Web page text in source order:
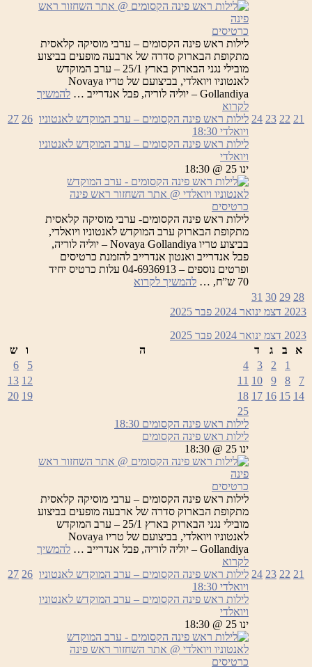
21
22
23
24
כרטיסים
לילות ראש פינה הקסומים – ערבי מוסיקה קלאסית
מתקופת הבארוק סדרה של ארבעה מופעים בביצוע
מובילי נגני הבארוק בארץ 25/1 – ערב המוקדש
לאנטוניו ויואלדי, בביצועם של טריו Novaya
Gollandiya – יוליה לוריה, פבל אנדרייב …
להמשיך
לקרוא
ראש
פינה
הקסומים
לילות ראש פינה הקסומים – ערב המוקדש לאנטוניו
ויואלדי 18:30
לילות ראש פינה הקסומים – ערב המוקדש לאנטוניו
ויואלדי
ינו 25 @ 18:30
כרטיסים
לילות ראש פינה הקסומים- ערבי מוסיקה קלאסית
מתקופת הבארוק ערב המוקדש לאנטוניו ויואלדי,
בביצוע טריו Novaya Gollandiya – יוליה לוריה,
פבל אנדרייב ואנטון אנדרייב להזמנת כרטיסים
ופרטים נוספים – 04-6936913 עלות כרטיס יחיד
70 ש”ח, …
להמשיך לקרוא
26
27
28
29
30
31
2023 דצמ ינואר 2024 פבר 2025
2023 דצמ ינואר 2024 פבר 2025
א
ב ג ד ה ו
ש
1
2
3
4
5
6
7
8
9
10
11
12
13
14
15
16
17
18
19
20
21
22
23
24
25
לילות ראש פינה הקסומים 18:30
לילות ראש פינה הקסומים
ינו 25 @ 18:30
כרטיסים
לילות ראש פינה הקסומים – ערבי מוסיקה קלאסית
מתקופת הבארוק סדרה של ארבעה מופעים בביצוע
מובילי נגני הבארוק בארץ 25/1 – ערב המוקדש
לאנטוניו ויואלדי, בביצועם של טריו Novaya
Gollandiya – יוליה לוריה, פבל אנדרייב …
להמשיך
לקרוא
ראש
פינה
הקסומים
לילות ראש פינה הקסומים – ערב המוקדש לאנטוניו
ויואלדי 18:30
לילות ראש פינה הקסומים – ערב המוקדש לאנטוניו
ויואלדי
ינו 25 @ 18:30
כרטיסים
26
27